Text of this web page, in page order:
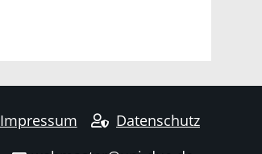
Impressum
Datenschutz